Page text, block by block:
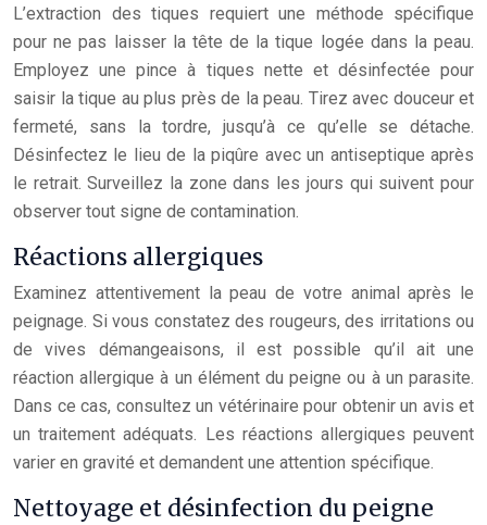
L’extraction des tiques requiert une méthode spécifique
pour ne pas laisser la tête de la tique logée dans la peau.
Employez une pince à tiques nette et désinfectée pour
saisir la tique au plus près de la peau. Tirez avec douceur et
fermeté, sans la tordre, jusqu’à ce qu’elle se détache.
Désinfectez le lieu de la piqûre avec un antiseptique après
le retrait. Surveillez la zone dans les jours qui suivent pour
observer tout signe de contamination.
Réactions allergiques
Examinez attentivement la peau de votre animal après le
peignage. Si vous constatez des rougeurs, des irritations ou
de vives démangeaisons, il est possible qu’il ait une
réaction allergique à un élément du peigne ou à un parasite.
Dans ce cas, consultez un vétérinaire pour obtenir un avis et
un traitement adéquats. Les réactions allergiques peuvent
varier en gravité et demandent une attention spécifique.
Nettoyage et désinfection du peigne